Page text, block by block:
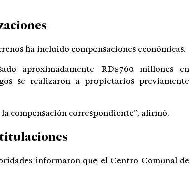
ha incluido compensaciones económicas.
aproximadamente RD$760 millones en
se realizaron a propietarios previamente
compensación correspondiente”, afirmó.
informaron que el Centro Comunal de